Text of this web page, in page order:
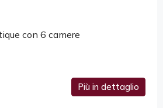
con 6 camere
Più in dettaglio